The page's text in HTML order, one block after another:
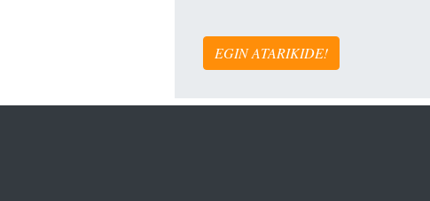
EGIN ATARIKIDE!